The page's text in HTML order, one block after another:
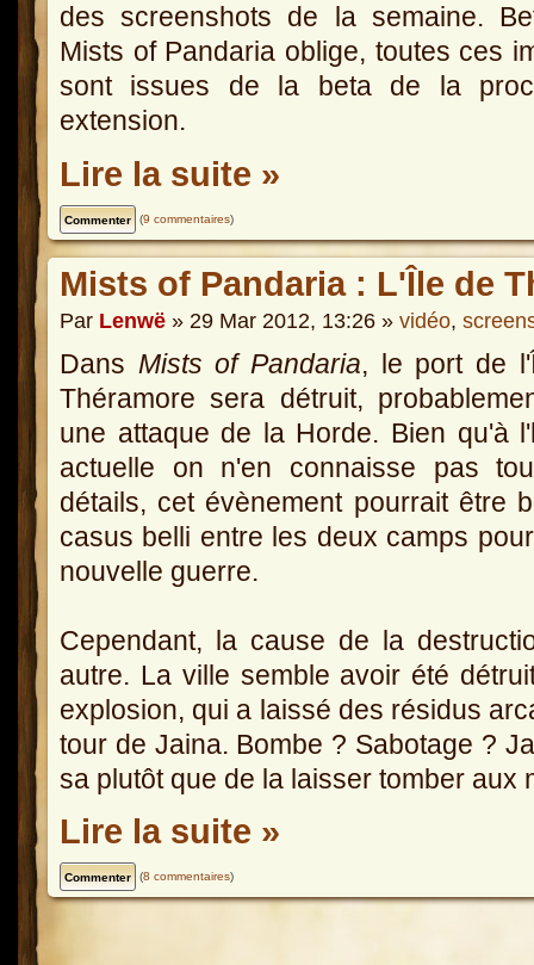
des screenshots de la semaine.
Mists of Pandaria oblige, toutes ces
sont issues de la beta de la
extension.
Lire la suite »
(9 commentaires)
Mists of Pandaria : L'Île de
Par Lenwë » 29 Mar 2012, 13:26 » vidéo,
Dans Mists of Pandaria, le port de
Théramore sera détruit,
une attaque de la Horde. Bien qu'à
actuelle on n'en connaisse pas
détails, cet évènement pourrait être
casus belli entre les deux camps
nouvelle guerre.
Cependant, la cause de la
autre. La ville semble avoir été
explosion, qui a laissé des résidus
tour de Jaina. Bombe ? Sabotage ?
sa plutôt que de la laisser tomber aux
Lire la suite »
(8 commentaires)